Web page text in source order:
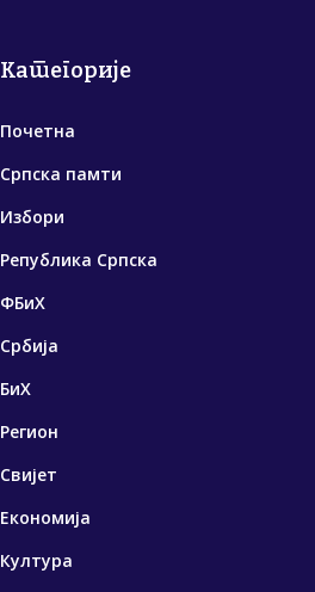
Категорије
Почетна
Српска памти
Избори
Република Српска
ФБиХ
Србија
БиХ
Регион
Свијет
Економија
Култура